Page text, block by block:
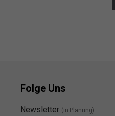
Folge Uns
Newsletter (in Planung)